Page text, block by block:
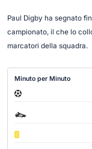
Paul Digby ha segnato
campionato, il che lo
marcatori della squadra.
Minuto per Minuto